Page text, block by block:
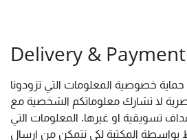
Delivery & Payment
خصوصية المعلومات التي تزودونا
لا تشارك معلوماتكم الشخصية مع
تسويقية او غيرها. المعلومات التي
المكتبة لكى نتمكن من ارسال